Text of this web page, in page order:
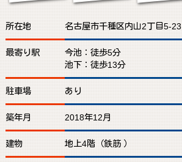
所在地 名古屋市千種区内山2丁目5-23
最寄り駅
今池：徒歩5分
池下：徒歩13分
駐車場 あり
築年月 2018年12月
建物 地上4階（鉄筋 ）